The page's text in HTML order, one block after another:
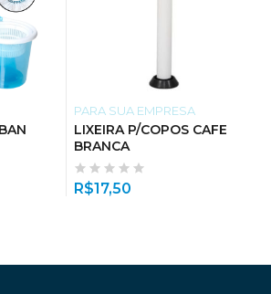
PARA SUA EMPRESA
LIXEIRA P/COPOS CAFE
BRANCA
R$17,50